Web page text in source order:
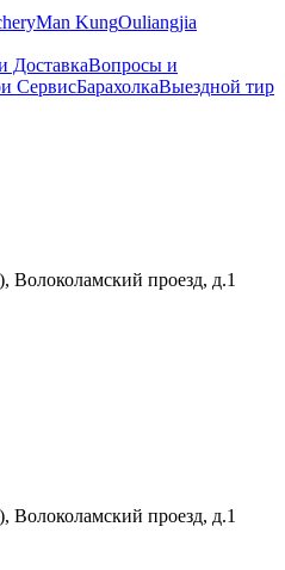
Man KungOuliangjia
ДоставкаВопросы и
СервисБарахолкаВыездной тир
проезд, д.1
проезд, д.1